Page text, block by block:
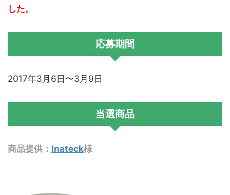
した。
応募期間
2017年3月6日〜3月9日
当選商品
商品提供： Inateck様